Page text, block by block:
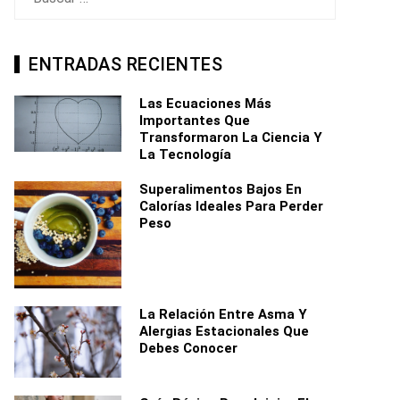
ENTRADAS RECIENTES
Las Ecuaciones Más
Importantes Que
Transformaron La Ciencia Y
La Tecnología
Superalimentos Bajos En
Calorías Ideales Para Perder
Peso
La Relación Entre Asma Y
Alergias Estacionales Que
Debes Conocer